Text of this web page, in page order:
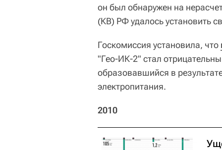
он был обнаружен на
(КВ) РФ удалось установить
Госкомиссия установила, что
"Гео-ИК-2" стал
образовавшийся в
электропитания.
2010